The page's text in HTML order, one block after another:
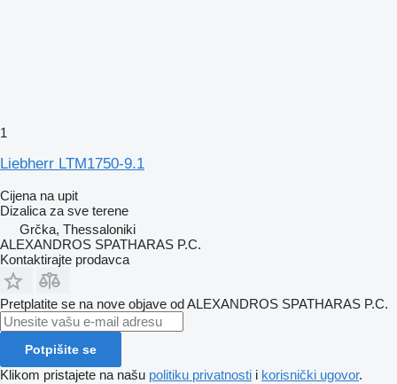
1
Liebherr LTM1750-9.1
Cijena na upit
Dizalica za sve terene
Grčka, Thessaloniki
ALEXANDROS SPATHARAS P.C.
Kontaktirajte prodavca
Pretplatite se na nove objave od ALEXANDROS SPATHARAS P.C.
Potpišite se
Klikom pristajete na našu politiku privatnosti i korisnički ugovor.